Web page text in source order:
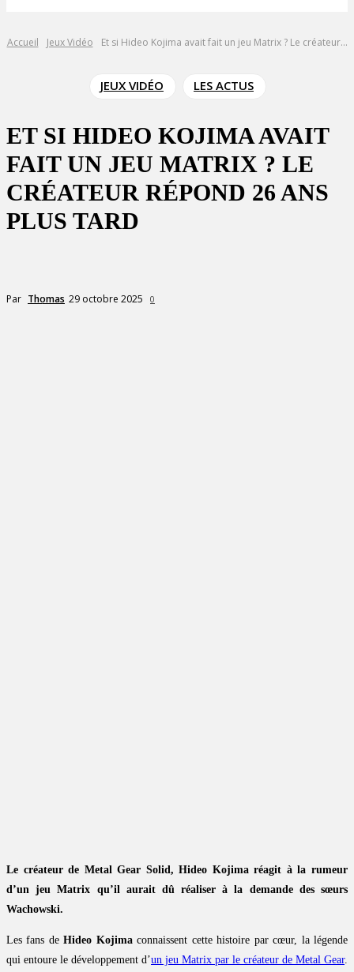
Accueil Jeux Vidéo Et si Hideo Kojima avait fait un jeu Matrix ? Le créateur...
JEUX VIDÉO LES ACTUS
ET SI HIDEO KOJIMA AVAIT
FAIT UN JEU MATRIX ? LE
CRÉATEUR RÉPOND 26 ANS
PLUS TARD
Par Thomas 29 octobre 2025 0
Le créateur de Metal Gear Solid, Hideo Kojima réagit à la rumeur
d’un jeu Matrix qu’il aurait dû réaliser à la demande des sœurs
Wachowski.
Les fans deHideo Kojimaconnaissent cette histoire par cœur, la légende
qui entoure le développement d’un jeu Matrix par le créateur de Metal Gear.